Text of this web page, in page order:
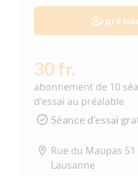
pré
30 fr.
abonnement de 10
d'essai au préalable
Séance d'essai
Rue du Maupas 51
Lausanne